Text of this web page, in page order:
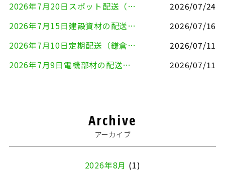
2026年7月20日スポット配送（横浜市金沢区⇒愛知県豊川市）
2026/07/24
2026年7月15日建設資材の配送（横浜市金沢区⇒横須賀市）
2026/07/16
2026年7月10日定期配送（鎌倉市⇔大田区）
2026/07/11
2026年7月9日電機部材の配送（横浜市戸塚区⇒品川区）
2026/07/11
Archive
アーカイブ
2026年8月 (1)